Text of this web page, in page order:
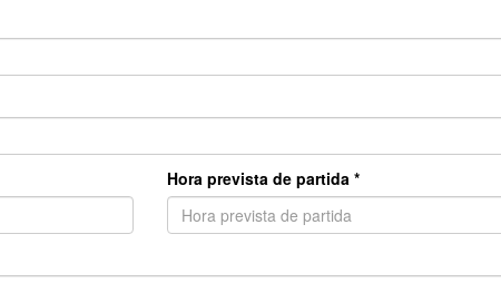
Hora prevista de partida *